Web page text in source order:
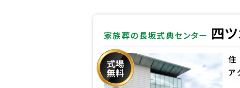
家族葬の長坂式典センター 四
式場
無料
ア